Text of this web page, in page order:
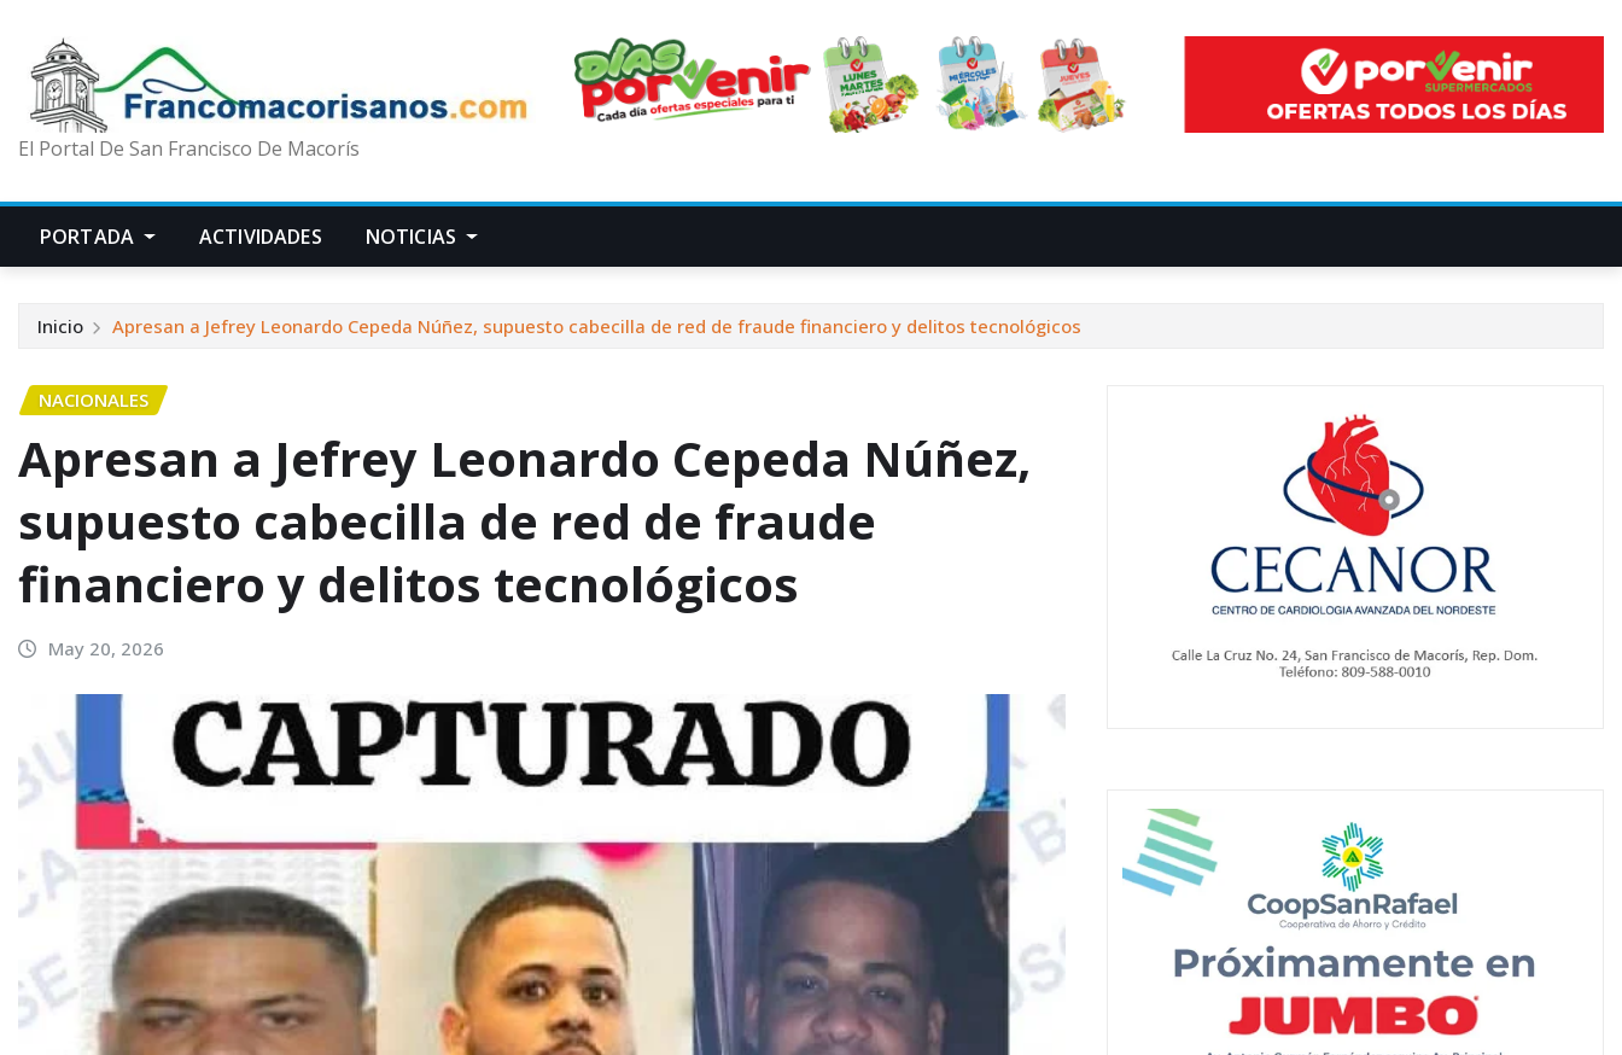
El Portal De San Francisco De Macorís
PORTADA ACTIVIDADES NOTICIAS
Inicio Apresan a Jefrey Leonardo Cepeda Núñez, supuesto cabecilla de red de fraude financiero y delitos tecnológicos
NACIONALES
Apresan a Jefrey Leonardo Cepeda Núñez,
supuesto cabecilla de red de fraude
financiero y delitos tecnológicos
May 20, 2026